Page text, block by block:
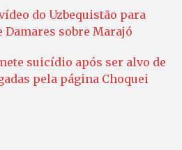
do Uzbequistão para
sobre Marajó
suicídio após ser alvo de
pela página Choquei